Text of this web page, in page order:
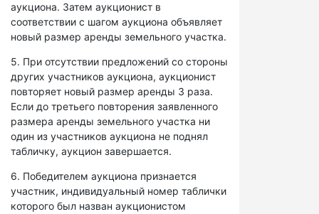
аукциона. Затем аукционист в
соответствии с шагом аукциона объявляет
новый размер аренды земельного участка.
5. При отсутствии предложений со стороны
других участников аукциона, аукционист
повторяет новый размер аренды 3 раза.
Если до третьего повторения заявленного
размера аренды земельного участка ни
один из участников аукциона не поднял
табличку, аукцион завершается.
6. Победителем аукциона признается
участник, индивидуальный номер таблички
которого был назван аукционистом